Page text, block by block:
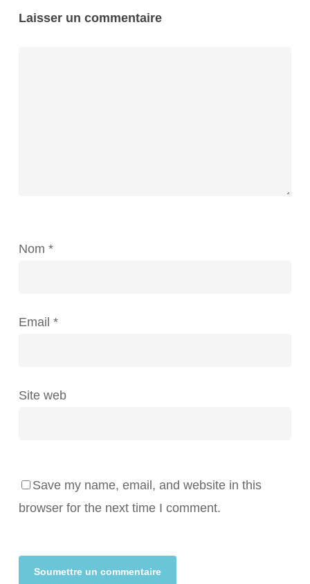
Laisser un commentaire
Nom *
Email *
Site web
Save my name, email, and website in this
browser for the next time I comment.